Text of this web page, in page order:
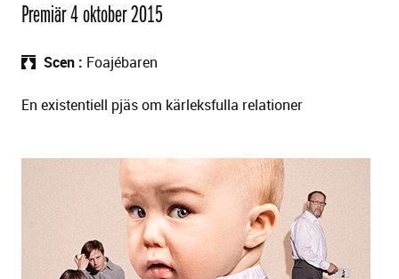
Premiär 4 oktober 2015
Scen Foajébaren
En existentiell pjäs om kärleksfulla relationer